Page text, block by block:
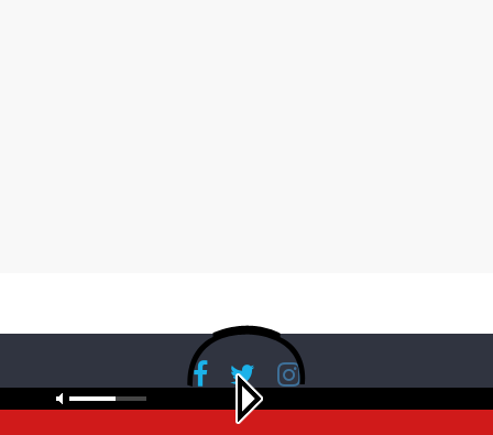
Copyright © 2026RadioBanglaNet. All rights reserved.